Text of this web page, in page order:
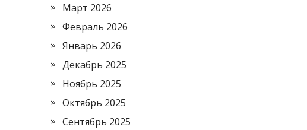
Март 2026
Февраль 2026
Январь 2026
Декабрь 2025
Ноябрь 2025
Октябрь 2025
Сентябрь 2025